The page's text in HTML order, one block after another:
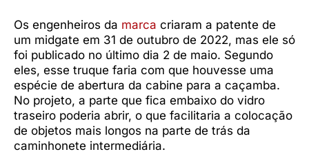
Os engenheiros da marca criaram a patente de
um midgate em 31 de outubro de 2022, mas ele só
foi publicado no último dia 2 de maio. Segundo
eles, esse truque faria com que houvesse uma
espécie de abertura da cabine para a caçamba.
No projeto, a parte que fica embaixo do vidro
traseiro poderia abrir, o que facilitaria a colocação
de objetos mais longos na parte de trás da
caminhonete intermediária.